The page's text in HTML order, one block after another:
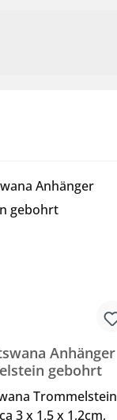
Anhänger
gebohrt
Trommelstein
3 x 1,5 x 1,2cm,